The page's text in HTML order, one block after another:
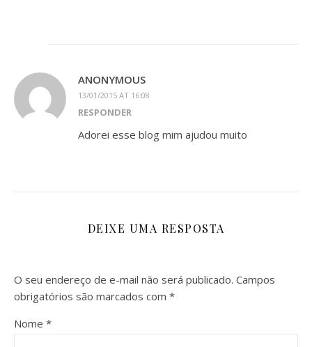
ANONYMOUS
13/01/2015 AT 16:08
RESPONDER
Adorei esse blog mim ajudou muito
DEIXE UMA RESPOSTA
O seu endereço de e-mail não será publicado. Campos
obrigatórios são marcados com *
Nome *